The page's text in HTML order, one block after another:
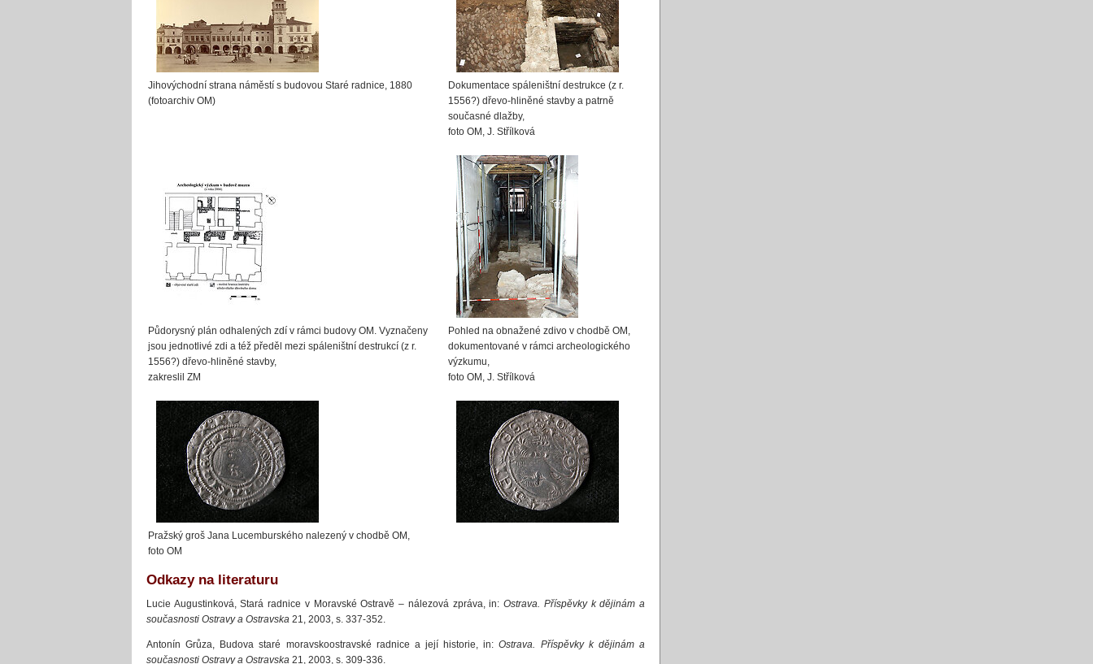
Jihovýchodní strana náměstí s budovou Staré radnice, 1880
(fotoarchiv OM)
Dokumentace spáleništní destrukce (z r.
1556?) dřevo-hliněné stavby a patrně
současné dlažby,
foto OM, J. Střílková
Půdorysný plán odhalených zdí v rámci budovy OM. Vyznačeny
jsou jednotlivé zdi a též předěl mezi spáleništní destrukcí (z r.
1556?) dřevo-hliněné stavby,
zakreslil ZM
Pohled na obnažené zdivo v chodbě OM,
dokumentované v rámci archeologického
výzkumu,
foto OM, J. Střílková
Pražský groš Jana Lucemburského nalezený v chodbě OM,
foto OM
Odkazy na literaturu
Lucie Augustinková, Stará radnice v Moravské Ostravě – nálezová zpráva, in:Ostrava. Příspěvky k dějinám a
současnosti Ostravy a Ostravska 21, 2003, s. 337-352.
Antonín Grůza, Budova staré moravskoostravské radnice a její historie, in:Ostrava. Příspěvky k dějinám a
současnosti Ostravy a Ostravska 21, 2003, s. 309-336.